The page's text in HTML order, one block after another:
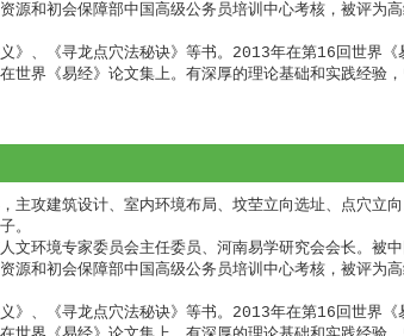
源和初会保障部中国高级公务员培训中心考核，被评为
》、《寻龙点穴法秘诀》等书。2013年在第16回世界《
世界《易经》论文集上。有深厚的理论基础和实践经验
主攻建筑设计、室内环境布局、坟茔立向选址、点穴立
。
文环境专家委员会主任委员、河南易学研究会会长。被
源和初会保障部中国高级公务员培训中心考核，被评为
》、《寻龙点穴法秘诀》等书。2013年在第16回世界《